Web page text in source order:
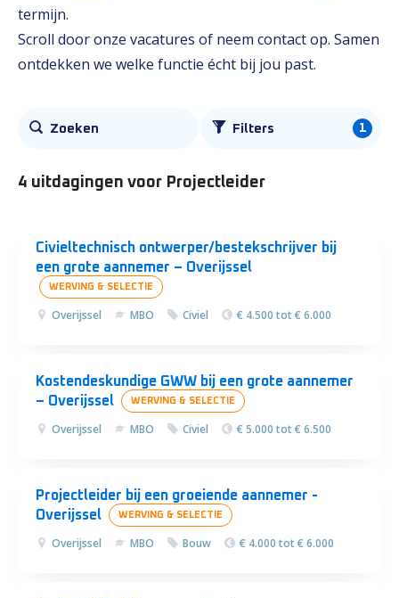
termijn.
Scroll door onze vacatures of neem contact op. Samen
ontdekken we welke functie écht bij jou past.
Alle
4 uitdagingen voor Projectleider
Zoeken Filters 1
Civieltechnisch ontwerper/bestekschrijver bij
een grote aannemer – Overijssel
WERVING & SELECTIE
Overijssel MBO Civiel € 4.500 tot € 6.000
Kostendeskundige GWW bij een grote aannemer
– Overijssel
WERVING & SELECTIE
Overijssel MBO Civiel € 5.000 tot € 6.500
Projectleider bij een groeiende aannemer -
Overijssel
WERVING & SELECTIE
Overijssel MBO Bouw € 4.000 tot € 6.000